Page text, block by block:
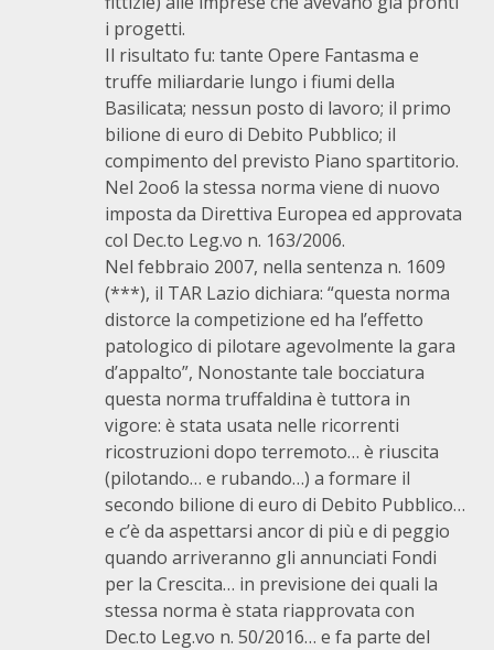
i progetti.
Il risultato fu: tante Opere Fantasma e
truffe miliardarie lungo i fiumi della
Basilicata; nessun posto di lavoro; il primo
bilione di euro di Debito Pubblico; il
compimento del previsto Piano spartitorio.
Nel 2oo6 la stessa norma viene di nuovo
imposta da Direttiva Europea ed approvata
col Dec.to Leg.vo n. 163/2006.
Nel febbraio 2007, nella sentenza n. 1609
(***), il TAR Lazio dichiara: “questa norma
distorce la competizione ed ha l’effetto
patologico di pilotare agevolmente la gara
d’appalto”, Nonostante tale bocciatura
questa norma truffaldina è tuttora in
vigore: è stata usata nelle ricorrenti
ricostruzioni dopo terremoto… è riuscita
(pilotando… e rubando…) a formare il
secondo bilione di euro di Debito Pubblico…
e c’è da aspettarsi ancor di più e di peggio
quando arriveranno gli annunciati Fondi
per la Crescita… in previsione dei quali la
stessa norma è stata riapprovata con
Dec.to Leg.vo n. 50/2016… e fa parte del